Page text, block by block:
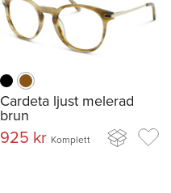
Cardeta ljust melerad
brun
925 kr Komplett